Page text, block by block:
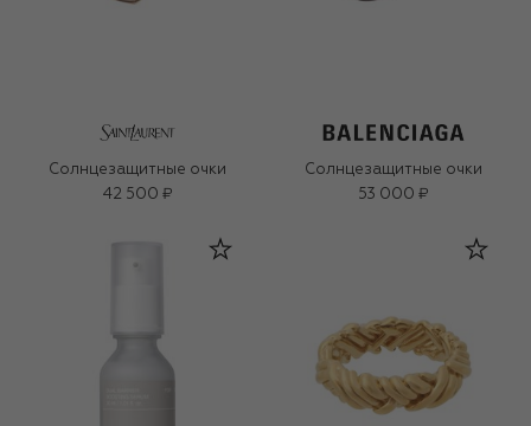
Солнцезащитные очки
42 500 ₽
Солнцезащитные очки
53 000 ₽